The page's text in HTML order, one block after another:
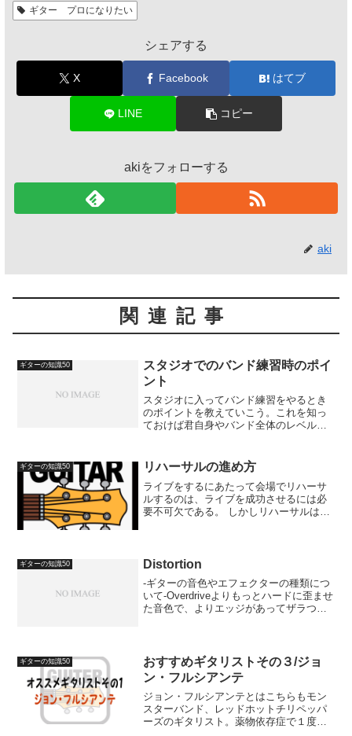
ギター プロになりたい
シェアする
X Facebook はてブ
LINE コピー
akiをフォローする
aki
関連記事
ギターの知識50
スタジオでのバンド練習時のポイ
ント
スタジオに入ってバンド練習をやるとき
のポイントを教えていこう。これを知っ
ておけば君自身やバンド全体のレベルア
音量のバランスを取る事。スタジオで大
きな音を出したい気持ちは...
ギターの知識50 リハーサルの進め方
ライブをするにあたって会場でリハーサ
ルするのは、ライブを成功させるには必
要不可欠である。 しかしリハーサルは各
とじゃないので、毎回...
ギターの知識50 Distortion
-ギターの音色やエフェクターの種類につ
いて-Overdriveよりもっとハードに歪ませ
た音色で、よりエッジがあってザラつき
クやメタル...
ギターの知識50
おすすめギタリストその３/ジョ
ン・フルシアンテ
ジョン・フルシアンテとはこちらもモン
スターバンド、レッドホットチリペッパ
ーズのギタリスト。薬物依存症で１度脱